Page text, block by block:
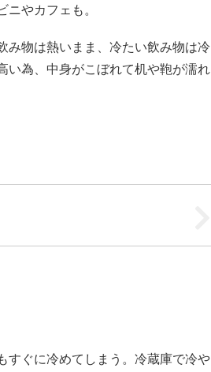
やカフェも。
み物は熱いまま、冷たい飲み物は冷
い為、中身がこぼれて机や鞄が濡れ
すぐに冷めてしまう。冷蔵庫で冷や